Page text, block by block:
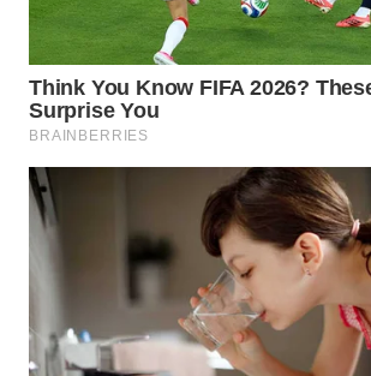
WN
WN
MAJALENGKA
SUKABUMI